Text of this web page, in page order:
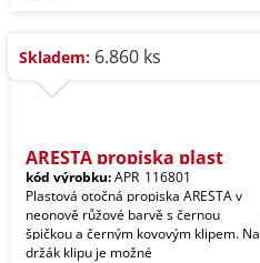
Skladem: 6.860 ks
ARESTA propiska plast
kód výrobku:APR_116801
Plastová otočná propiska ARESTA v
neonově růžové barvě s černou
špičkou a černým kovovým klipem. Na
držák klipu je možné